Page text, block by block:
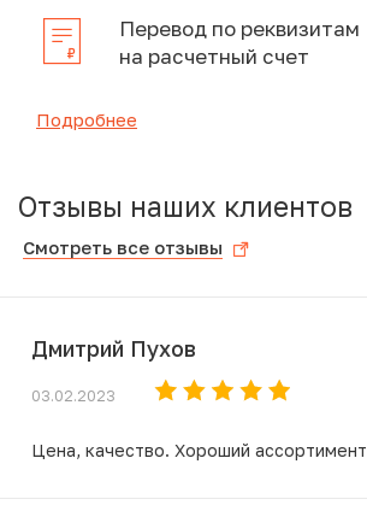
Перевод по реквизитам
на расчетный счет
Подробнее
Отзывы наших клиентов
Смотреть все отзывы
Дмитрий Пухов
03.02.2023
Цена, качество. Хороший ассортимент